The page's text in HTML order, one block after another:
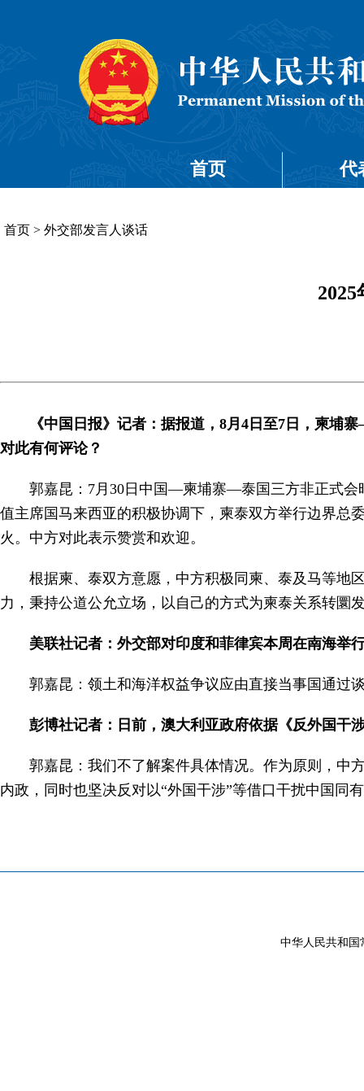
首页 代
首页 > 外交部发言人谈话
《中国日报》记者：据报道，8月4日至7日，柬埔
对此有何评论？
郭嘉昆：7月30日中国—柬埔寨—泰国三方非正式会
值主席国马来西亚的积极协调下，柬泰双方举行边界总
火。中方对此表示赞赏和欢迎。
根据柬、泰双方意愿，中方积极同柬、泰及马等地
力，秉持公道公允立场，以自己的方式为柬泰关系转圜
美联社记者：外交部对印度和菲律宾本周在南海举
郭嘉昆：领土和海洋权益争议应由直接当事国通过
彭博社记者：日前，澳大利亚政府依据《反外国干
郭嘉昆：我们不了解案件具体情况。作为原则，中
内政，同时也坚决反对以“外国干涉”等借口干扰中国同
中华人民共和国